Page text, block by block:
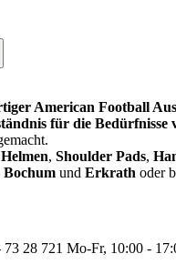
American Football
für die Bedürfnisse
, Shoulder Pads,
Bochum und Erkrath oder
28 721 Mo-Fr, 10:00 -